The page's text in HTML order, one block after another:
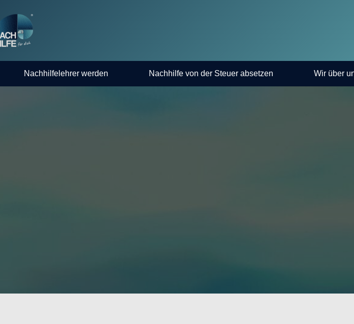
Nachhilfelehrer werden Nachhilfe von der Steuer absetzen Wir über